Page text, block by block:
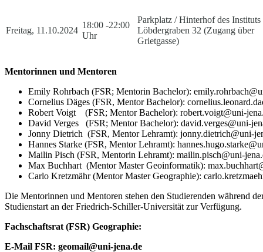
Freitag, 11.10.2024
18:00 -22:00
Uhr
Parkplatz / Hinterhof des Instituts
Löbdergraben 32 (Zugang über
Grietgasse)
Mentorinnen und Mentoren
Emily Rohrbach (FSR; Mentorin Bachelor):
Cornelius Däges (FSR, Mentor Bachelor):
Robert Voigt (FSR; Mentor Bachelor): robert.voigt@uni-
David Verges (FSR; Mentor Bachelor): david.verges@uni-
Jonny Dietrich (FSR, Mentor Lehramt): jonny.dietrich@uni-
Hannes Starke (FSR, Mentor Lehramt):
Mailin Pisch (FSR, Mentorin Lehramt): mailin.pisch@uni-
Max Buchhart (Mentor Master Geoinformatik):
Carlo Kretzmähr (Mentor Master Geographie):
Die Mentorinnen und Mentoren stehen den Studierenden während
Studienstart an der Friedrich-Schiller-Universität zur Verfügung.
Fachschaftsrat (FSR) Geographie:
E-Mail FSR: geomail@uni-jena.de